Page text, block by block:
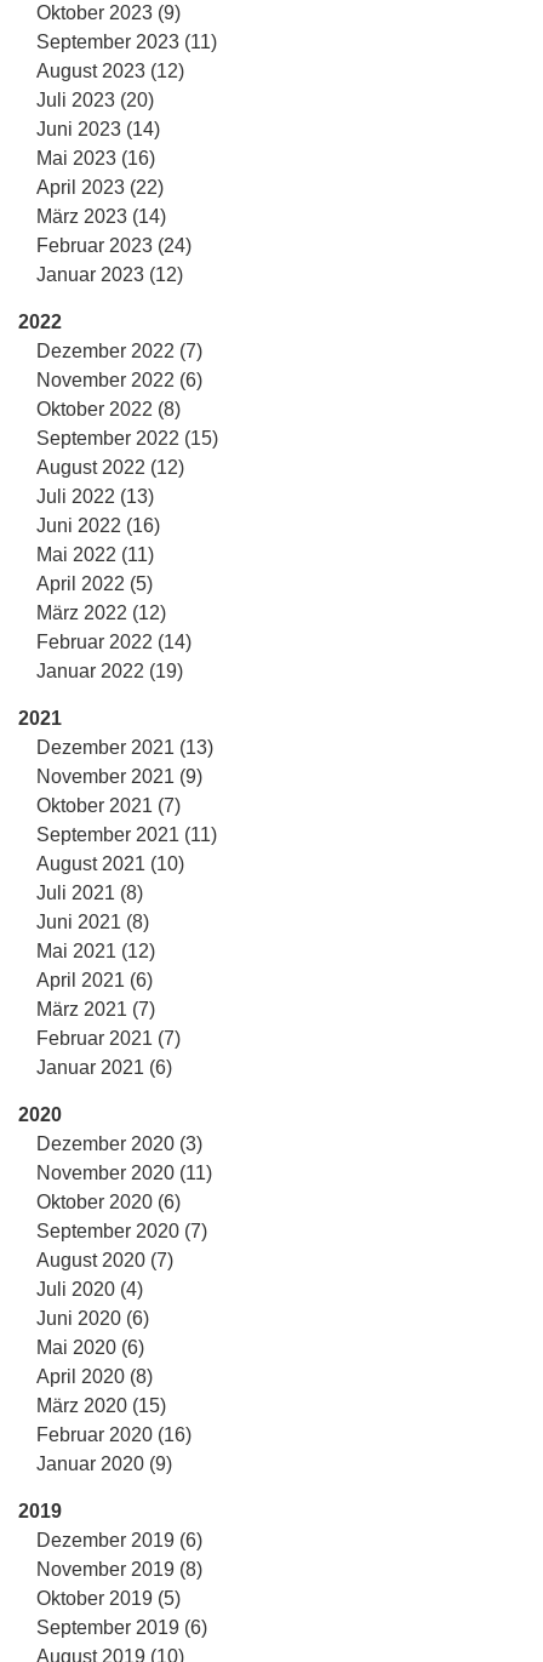
Oktober 2023 (9)
September 2023 (11)
August 2023 (12)
Juli 2023 (20)
Juni 2023 (14)
Mai 2023 (16)
April 2023 (22)
März 2023 (14)
Februar 2023 (24)
Januar 2023 (12)
2022
Dezember 2022 (7)
November 2022 (6)
Oktober 2022 (8)
September 2022 (15)
August 2022 (12)
Juli 2022 (13)
Juni 2022 (16)
Mai 2022 (11)
April 2022 (5)
März 2022 (12)
Februar 2022 (14)
Januar 2022 (19)
2021
Dezember 2021 (13)
November 2021 (9)
Oktober 2021 (7)
September 2021 (11)
August 2021 (10)
Juli 2021 (8)
Juni 2021 (8)
Mai 2021 (12)
April 2021 (6)
März 2021 (7)
Februar 2021 (7)
Januar 2021 (6)
2020
Dezember 2020 (3)
November 2020 (11)
Oktober 2020 (6)
September 2020 (7)
August 2020 (7)
Juli 2020 (4)
Juni 2020 (6)
Mai 2020 (6)
April 2020 (8)
März 2020 (15)
Februar 2020 (16)
Januar 2020 (9)
2019
Dezember 2019 (6)
November 2019 (8)
Oktober 2019 (5)
September 2019 (6)
August 2019 (10)